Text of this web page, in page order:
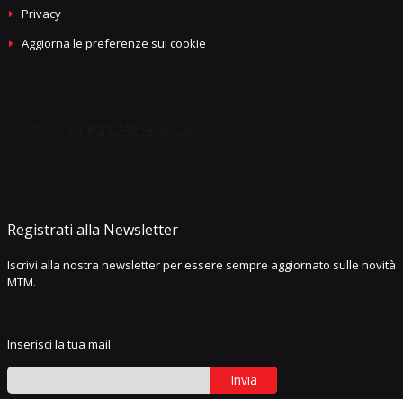
Privacy
Aggiorna le preferenze sui cookie
Registrati alla Newsletter
Iscrivi alla nostra newsletter per essere sempre aggiornato sulle novità
MTM.
Inserisci la tua mail
Invia